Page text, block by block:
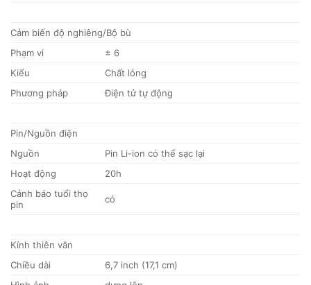
Cảm biến độ nghiêng/Bộ bù
Phạm vi
± 6
Kiểu
Chất lỏng
Phương pháp
Điện tử tự động
Pin/Nguồn điện
Nguồn
Pin Li-ion có thể sạc lại
Hoạt động
20h
Cảnh báo tuổi thọ
pin
có
Kính thiên văn
Chiều dài
6,7 inch (17,1 cm)